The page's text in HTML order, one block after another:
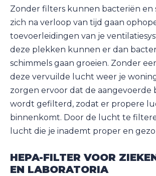
Zonder filters kunnen bacteriën en
zich na verloop van tijd gaan
toevoerleidingen van je
deze plekken kunnen er dan
schimmels gaan groeien. Zonder
deze vervuilde lucht weer je
zorgen ervoor dat de
wordt gefilterd, zodat er propere
binnenkomt. Door de lucht te
lucht die je inademt proper en
HEPA-FILTER VOOR
EN LABORATORIA